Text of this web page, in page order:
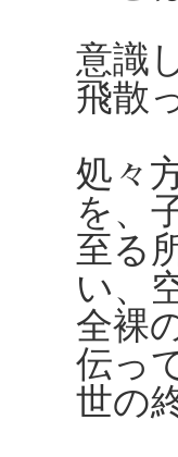
意識
飛散
処々
を、
至る
い、
全裸
伝っ
世の